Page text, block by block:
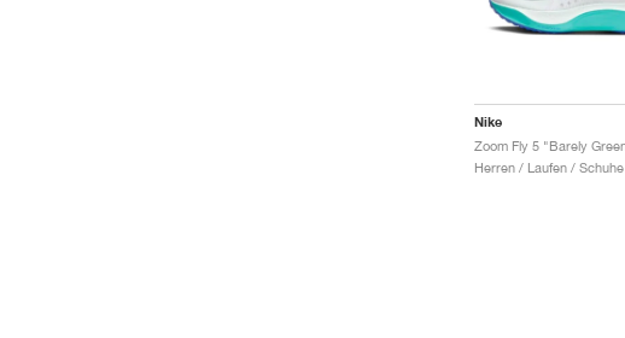
Nike
Herren / Laufen / Schuhe